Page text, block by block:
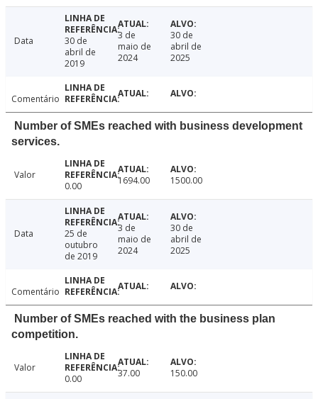
Data
30 de
abril de
2019
3 de
maio de
2024
30 de
abril de
2025
Comentário
Number of SMEs reached with business development
services.
Valor
0.00
1694.00 1500.00
Data
25 de
outubro
de 2019
3 de
maio de
2024
30 de
abril de
2025
Comentário
Number of SMEs reached with the business plan
competition.
Valor
0.00
37.00 150.00